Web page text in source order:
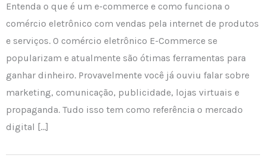
Entenda o que é um e-commerce e como funciona o
comércio eletrônico com vendas pela internet de produtos
e serviços. O comércio eletrônico E-Commerce se
popularizam e atualmente são ótimas ferramentas para
ganhar dinheiro. Provavelmente você já ouviu falar sobre
marketing, comunicação, publicidade, lojas virtuais e
propaganda. Tudo isso tem como referência o mercado
digital […]